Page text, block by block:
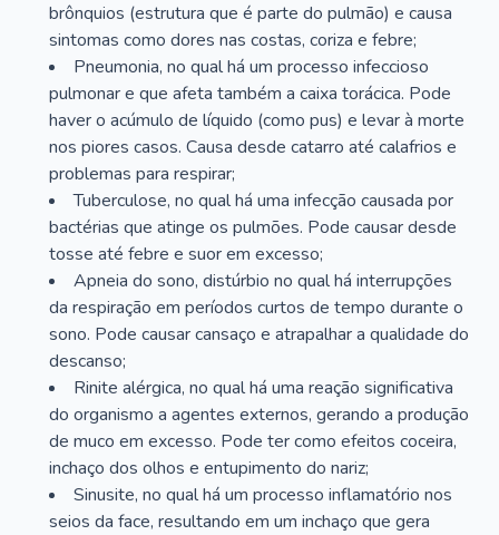
brônquios (estrutura que é parte do pulmão) e causa
sintomas como dores nas costas, coriza e febre;
Pneumonia, no qual há um processo infeccioso
pulmonar e que afeta também a caixa torácica. Pode
haver o acúmulo de líquido (como pus) e levar à morte
nos piores casos. Causa desde catarro até calafrios e
problemas para respirar;
Tuberculose, no qual há uma infecção causada por
bactérias que atinge os pulmões. Pode causar desde
tosse até febre e suor em excesso;
Apneia do sono, distúrbio no qual há interrupções
da respiração em períodos curtos de tempo durante o
sono. Pode causar cansaço e atrapalhar a qualidade do
descanso;
Rinite alérgica, no qual há uma reação significativa
do organismo a agentes externos, gerando a produção
de muco em excesso. Pode ter como efeitos coceira,
inchaço dos olhos e entupimento do nariz;
Sinusite, no qual há um processo inflamatório nos
seios da face, resultando em um inchaço que gera